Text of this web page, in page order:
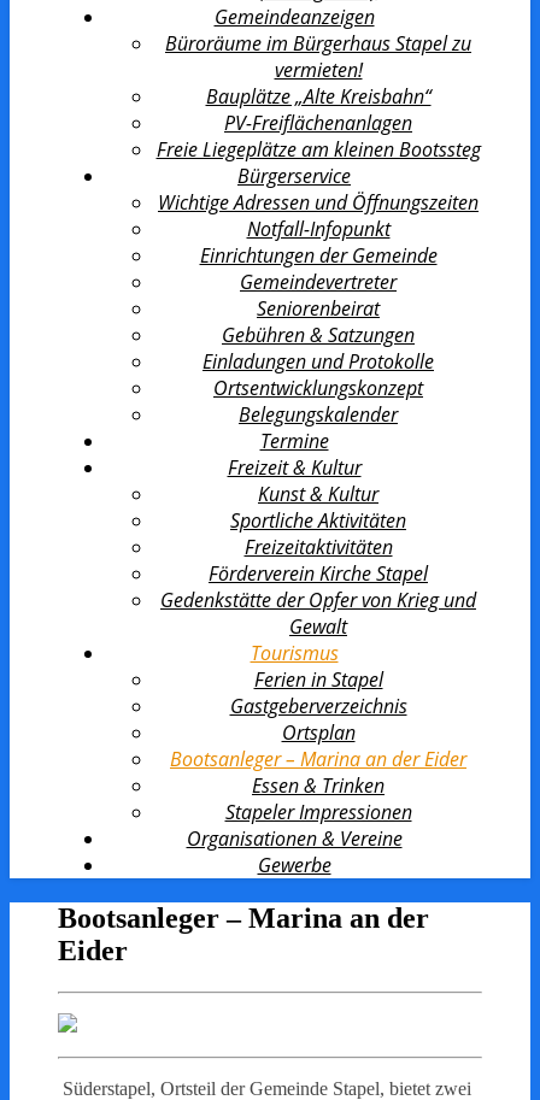
Gemeindeanzeigen
Büroräume im Bürgerhaus Stapel zu
vermieten!
Bauplätze „Alte Kreisbahn“
PV-Freiflächenanlagen
Freie Liegeplätze am kleinen Bootssteg
Bürgerservice
Wichtige Adressen und Öffnungszeiten
Notfall-Infopunkt
Einrichtungen der Gemeinde
Gemeindevertreter
Seniorenbeirat
Gebühren & Satzungen
Einladungen und Protokolle
Ortsentwicklungs­konzept
Belegungskalender
Termine
Freizeit & Kultur
Kunst & Kultur
Sportliche Aktivitäten
Freizeitaktivitäten
Förderverein Kirche Stapel
Gedenkstätte der Opfer von Krieg und
Gewalt
Tourismus
Ferien in Stapel
Gastgeberverzeichnis
Ortsplan
Bootsanleger – Marina an der Eider
Essen & Trinken
Stapeler Impressionen
Organisationen & Vereine
Gewerbe
Bootsanleger – Marina an der
Eider
Süderstapel, Ortsteil der Gemeinde Stapel, bietet zwei